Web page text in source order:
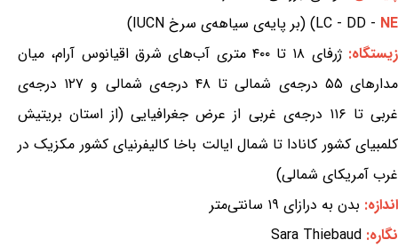
LC - DD - NE
) (بر پایه‌ی سیاهه‌ی سرخ IUCN)
زیستگاه:
ژرفای ۱۸ تا ۴۰۰ متری آب‌های شرق اقیانوس آرام، میان
مدارهای ۵۵ درجه‌ی شمالی تا ۴۸ درجه‌ی شمالی و ۱۲۷ درجه‌ی
غربی تا ۱۱۶ درجه‌ی غربی از عرض جغرافیایی (از استان بریتیش
کلمبیای کشور کانادا تا شمال ایالت باخا کالیفرنیای کشور مکزیک در
غرب آمریکای شمالی)
اندازه: بدن به درازای ۱۹ سانتی‌متر
نگاره: Sara Thiebaud